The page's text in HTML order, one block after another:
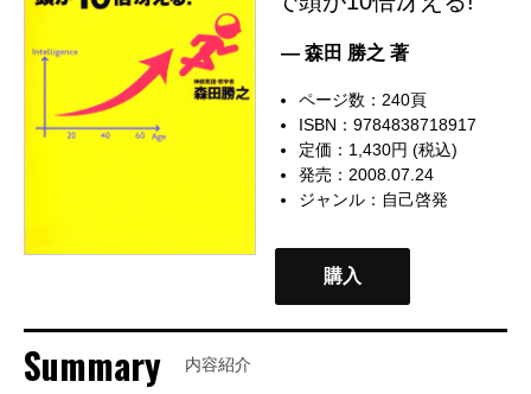
— 森田 勝之 著
ページ数：240頁
ISBN：9784838718917
定価：1,430円 (税込)
発売：2008.07.24
ジャンル： 自己啓発
購入
Summary 内容紹介